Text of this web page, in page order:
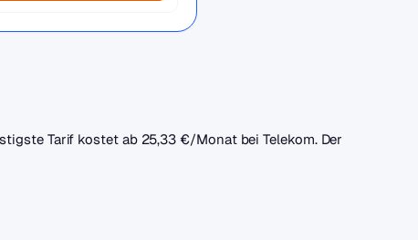
Tarif kostet ab 25,33 €/Monat bei Telekom. Der